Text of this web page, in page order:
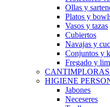
Ollas y
Platos y
Vasos y tazas
Cubiertos
Navajas y
Conjuntos y
Fregado y
HIGIENE
Jabones
Neceseres